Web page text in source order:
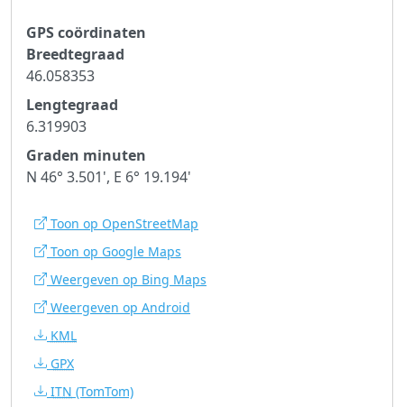
GPS coördinaten
Breedtegraad
46.058353
Lengtegraad
6.319903
Graden minuten
N 46° 3.501', E 6° 19.194'
Toon op OpenStreetMap
Toon op Google Maps
Weergeven op Bing Maps
Weergeven op Android
KML
GPX
ITN (TomTom)